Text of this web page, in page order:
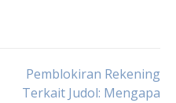
Pemblokiran Rekening
Terkait Judol: Mengapa